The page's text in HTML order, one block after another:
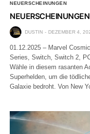
NEUERSCHEINUNGEN
DUSTIN DEZEMBER 4,
01.12.2025 – Marvel
Series, Switch, Switch 2,
Wähle in diesem rasanten
Superhelden, um die
Galaxie bedroht. Von New